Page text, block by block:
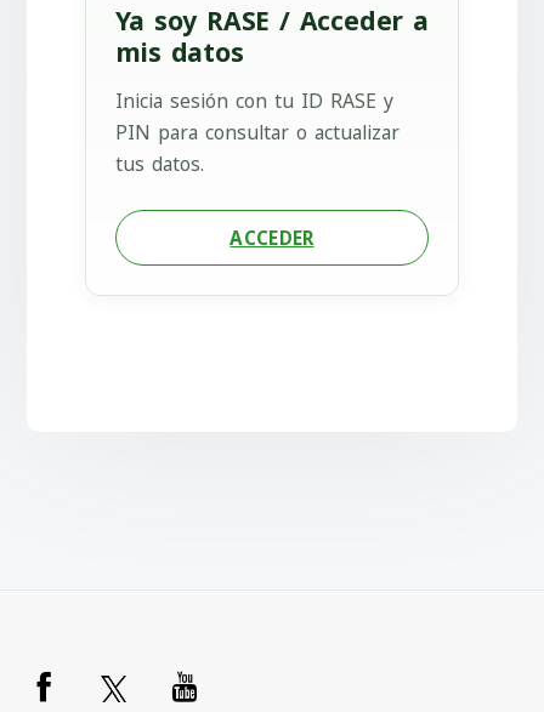
Ya soy RASE / Acceder a
mis datos
Inicia sesión con tu ID RASE y
PIN para consultar o actualizar
tus datos.
ACCEDER